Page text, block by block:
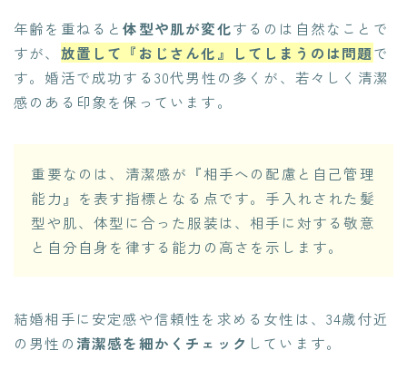
年齢を重ねると体型や肌が変化するのは自然なことで
すが、 放置して『おじさん化』してしまうのは問題で
す。婚活で成功する30代男性の多くが、若々しく清潔
感のある印象を保っています。
重要なのは、清潔感が『相手への配慮と自己管理
能力』を表す指標となる点です。手入れされた髪
型や肌、体型に合った服装は、相手に対する敬意
と自分自身を律する能力の高さを示します。
結婚相手に安定感や信頼性を求める女性は、34歳付近
の男性の 清潔感を細かくチェック しています。